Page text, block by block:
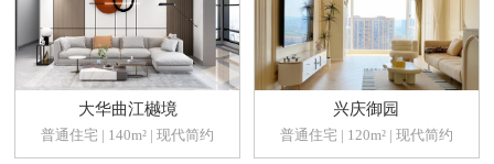
大华曲江樾境
普通住宅 | 140m² | 现代简约
兴庆御园
普通住宅 | 120m² | 现代简约